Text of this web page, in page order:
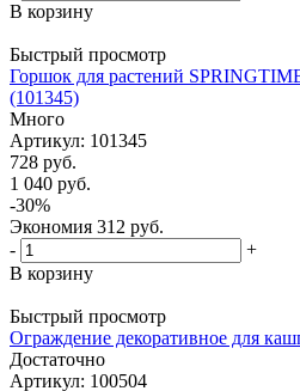
В корзину
Быстрый просмотр
Горшок для растений
(101345)
Много
Артикул: 101345
728 руб.
1 040 руб.
-30%
Экономия 312 руб.
-
+
В корзину
Быстрый просмотр
Ограждение декоративное для
Достаточно
Артикул: 100504